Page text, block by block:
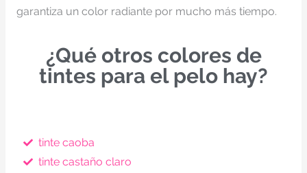
garantiza un color radiante por mucho más tiempo.
¿Qué otros colores de
tintes para el pelo hay?
tinte caoba
tinte castaño claro